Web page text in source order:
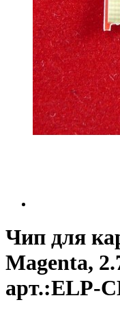
Чип для
Magenta,
арт.:ELP-